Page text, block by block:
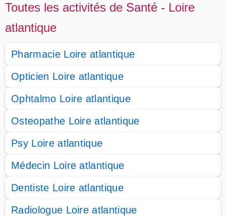
Toutes les activités de Santé - Loire
atlantique
Pharmacie Loire atlantique
Opticien Loire atlantique
Ophtalmo Loire atlantique
Osteopathe Loire atlantique
Psy Loire atlantique
Médecin Loire atlantique
Dentiste Loire atlantique
Radiologue Loire atlantique